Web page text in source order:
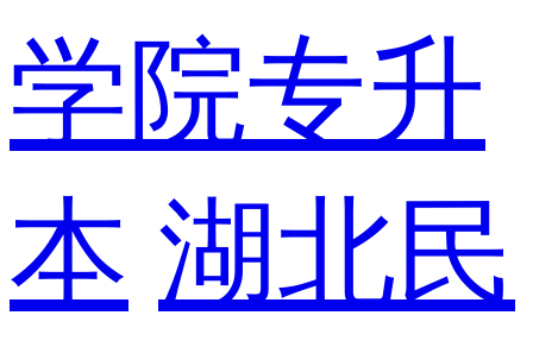
学院专升
本 湖北民